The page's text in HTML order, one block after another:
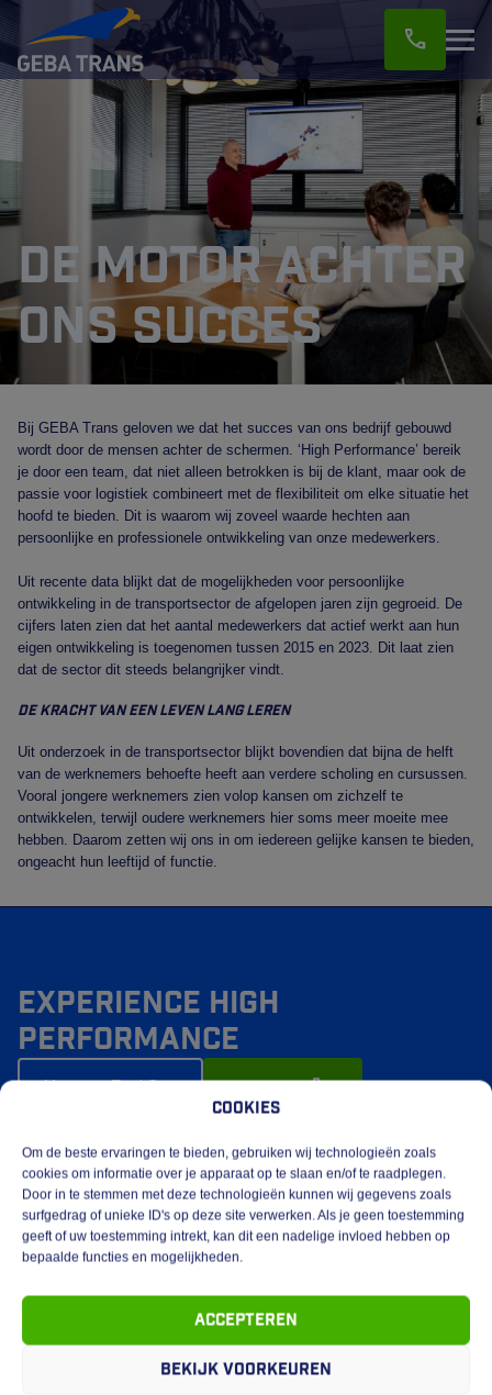
Cookies
Om de beste ervaringen te bieden, gebruiken wij technologieën zoals
cookies om informatie over je apparaat op te slaan en/of te raadplegen.
Door in te stemmen met deze technologieën kunnen wij gegevens zoals
surfgedrag of unieke ID's op deze site verwerken. Als je geen toestemming
geeft of uw toestemming intrekt, kan dit een nadelige invloed hebben op
bepaalde functies en mogelijkheden.
Accepteren
Bekijk voorkeuren
call
De motor achter
ons succes
Bij GEBA Trans geloven we dat het succes van ons bedrijf gebouwd
wordt door de mensen achter de schermen. ‘High Performance’ bereik
je door een team, dat niet alleen betrokken is bij de klant, maar ook de
passie voor logistiek combineert met de flexibiliteit om elke situatie het
hoofd te bieden. Dit is waarom wij zoveel waarde hechten aan
persoonlijke en professionele ontwikkeling van onze medewerkers.
Uit recente data blijkt dat de mogelijkheden voor persoonlijke
ontwikkeling in de transportsector de afgelopen jaren zijn gegroeid. De
cijfers laten zien dat het aantal medewerkers dat actief werkt aan hun
eigen ontwikkeling is toegenomen tussen 2015 en 2023. Dit laat zien
dat de sector dit steeds belangrijker vindt.
De kracht van een leven lang leren
Uit onderzoek in de transportsector blijkt bovendien dat bijna de helft
van de werknemers behoefte heeft aan verdere scholing en cursussen.
Vooral jongere werknemers zien volop kansen om zichzelf te
ontwikkelen, terwijl oudere werknemers hier soms meer moeite mee
hebben. Daarom zetten wij ons in om iedereen gelijke kansen te bieden,
ongeacht hun leeftijd of functie.
Experience high
performance
Meer over Total Care call